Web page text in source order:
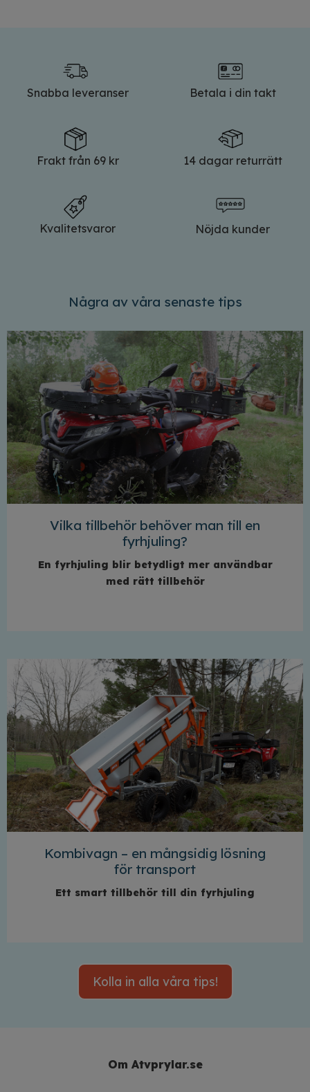
Snabba leveranser Betala i din takt
Frakt från 69 kr 14 dagar returrätt
Kvalitetsvaror Nöjda kunder
Några av våra senaste tips
Vilka tillbehör behöver man till en
fyrhjuling?
En fyrhjuling blir betydligt mer användbar
med rätt tillbehör
Kombivagn – en mångsidig lösning
för transport
Ett smart tillbehör till din fyrhjuling
Kolla in alla våra tips!
Om Atvprylar.se